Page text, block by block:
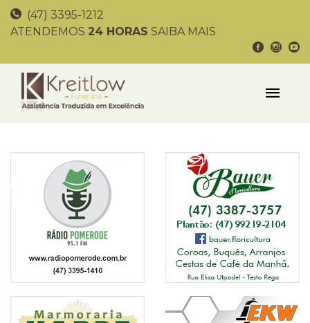
(47) 3395-1212
ATENDEMOS 24 HORAS SAIBA MAIS